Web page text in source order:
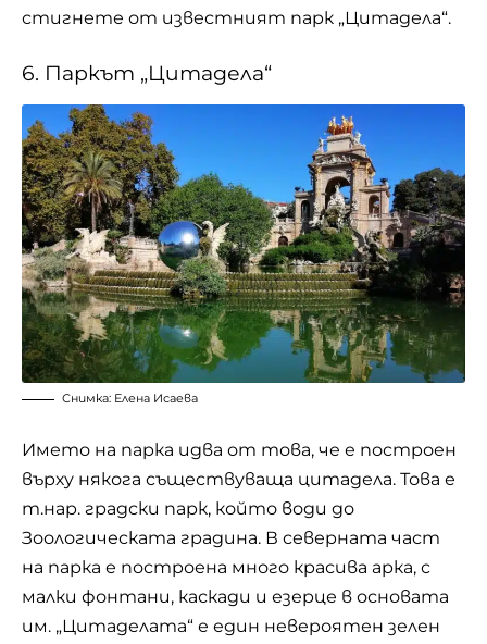
стигнете от известният парк „Цитадела“.
6. Паркът „Цитадела“
Снимка: Елена Исаева
Името на парка идва от това, че е построен
върху някога съществуваща цитадела. Това е
т.нар. градски парк, който води до
Зоологическата градина. В северната част
на парка е построена много красива арка, с
малки фонтани, каскади и езерце в основата
им. „Цитаделата“ е един невероятен зелен